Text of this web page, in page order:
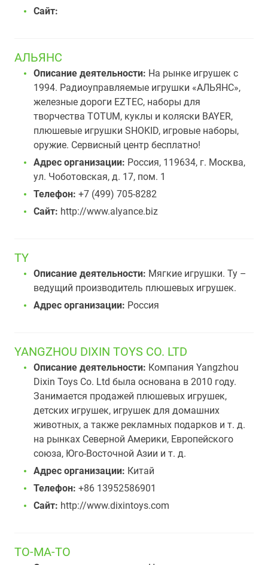
Сайт:
АЛЬЯНС
Описание деятельности: На рынке игрушек с
1994. Радиоуправляемые игрушки «АЛЬЯНС»,
железные дороги EZTEC, наборы для
творчества TOTUM, куклы и коляски BAYER,
плюшевые игрушки SHOKID, игровые наборы,
оружие. Сервисный центр бесплатно!
Адрес организации: Россия, 119634, г. Москва,
ул. Чоботовская, д. 17, пом. 1
Телефон: +7 (499) 705-8282
Сайт: http://www.alyance.biz
TY
Описание деятельности: Мягкие игрушки. Ty –
ведущий производитель плюшевых игрушек.
Адрес организации: Россия
YANGZHOU DIXIN TOYS CO. LTD
Описание деятельности: Компания Yangzhou
Dixin Toys Co. Ltd была основана в 2010 году.
Занимается продажей плюшевых игрушек,
детских игрушек, игрушек для домашних
животных, а также рекламных подарков и т. д.
на рынках Северной Америки, Европейского
cоюза, Юго-Восточной Азии и т. д.
Адрес организации: Китай
Телефон: +86 13952586901
Сайт: http://www.dixintoys.com
ТО-МА-ТО